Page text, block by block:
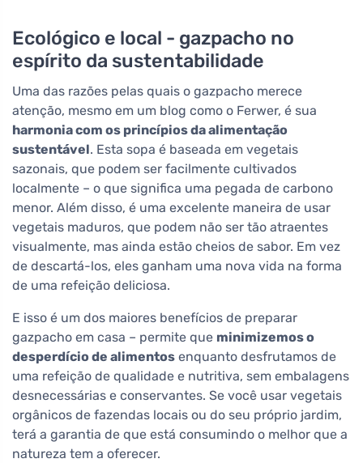
Ecológico e local - gazpacho no
espírito da sustentabilidade
Uma das razões pelas quais o gazpacho merece
atenção, mesmo em um blog como o Ferwer, é sua
harmonia com os princípios da alimentação
sustentável. Esta sopa é baseada em vegetais
sazonais, que podem ser facilmente cultivados
localmente – o que significa uma pegada de carbono
menor. Além disso, é uma excelente maneira de usar
vegetais maduros, que podem não ser tão atraentes
visualmente, mas ainda estão cheios de sabor. Em vez
de descartá-los, eles ganham uma nova vida na forma
de uma refeição deliciosa.
E isso é um dos maiores benefícios de preparar
gazpacho em casa – permite que minimizemos o
desperdício de alimentos enquanto desfrutamos de
uma refeição de qualidade e nutritiva, sem embalagens
desnecessárias e conservantes. Se você usar vegetais
orgânicos de fazendas locais ou do seu próprio jardim,
terá a garantia de que está consumindo o melhor que a
natureza tem a oferecer.